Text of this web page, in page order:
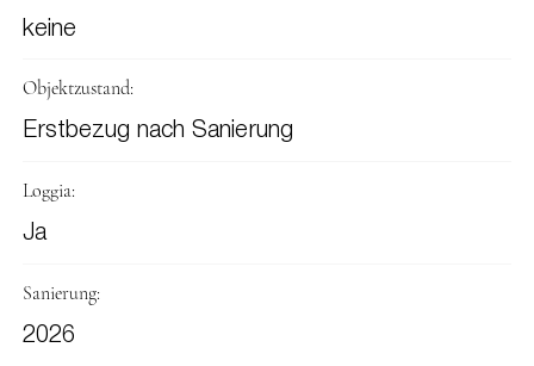
keine
Objektzustand:
Erstbezug nach Sanierung
Loggia:
Ja
Sanierung:
2026